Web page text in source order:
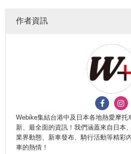
作者資訊
Webike集結台港中及日本各地熱愛摩托
新、最全面的資訊！我們涵蓋來自日本
業界動態、新車發布、騎行活動等精彩
車的熱情！